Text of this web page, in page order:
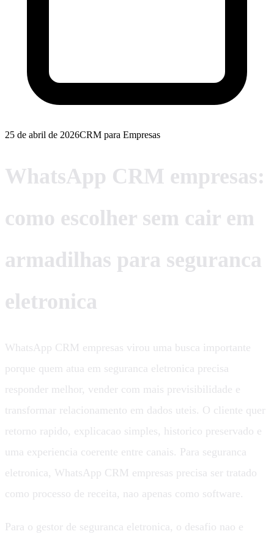
25 de abril de 2026CRM para Empresas
WhatsApp CRM empresas:
como escolher sem cair em
armadilhas para seguranca
eletronica
WhatsApp CRM empresas virou uma busca importante
porque quem atua em seguranca eletronica precisa
responder melhor, vender com mais previsibilidade e
transformar relacionamento em dados uteis. O cliente quer
retorno rapido, explicacao simples, historico preservado e
uma experiencia coerente entre canais. Para seguranca
eletronica, WhatsApp CRM empresas precisa ser tratado
como processo de receita, nao apenas como software.
Para o gestor de seguranca eletronica, o desafio nao e